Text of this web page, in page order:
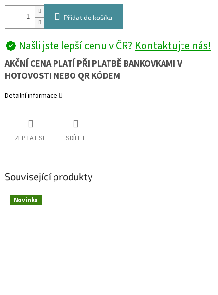
Přidat do košíku
Našli jste lepší cenu v ČR?Kontaktujte nás!
AKČNÍ CENA PLATÍ PŘI PLATBĚ BANKOVKAMI V
HOTOVOSTI NEBO QR KÓDEM
Detailní informace
ZEPTAT SE SDÍLET
Související produkty
Novinka